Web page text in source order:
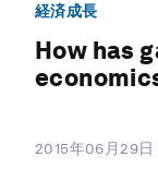
経済成長
How has
2015年06月29日